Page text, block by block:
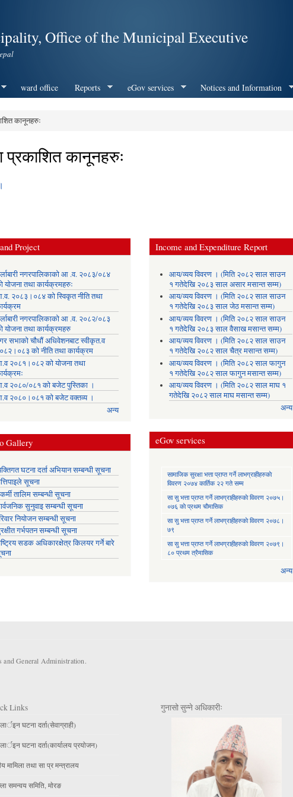
content
Office of the Municipal Executive
ward office Reports eGov services Notices and Information
कानूनहरुः
प्रकाशित कानूनहरुः
Project
नगरपालिकाको आ .व. २०८३/०८४
योजना तथा कार्यक्रमहरुः
२०८३।०८४ को स्विकृत नीति तथा
नगरपालिकाको आ .व. २०८२/०८३
योजना तथा कार्यक्रमहरु
सभाको चौधौं अधिवेशनबाट स्वीकृत.व
को नीति तथा कार्यक्रम
२०८१।०८२ को योजना तथा
२०८०/०८१ को बजेट पुस्तिका ।
२०८०।०८१ को बजेट वक्तव्य ।
अन्य
Gallery
घटना दर्ता अभियान सम्बन्धी सूचना
सूचना
तालिम सम्बन्धी सूचना
सुनुवाइ सम्बन्धी सूचना
नियोजन सम्बन्धी सूचना
गर्भपतन सम्बन्धी सूचना
सडक अधिकारक्षेत्र किलयर गर्ने बारे
Income and Expenditure Report
आय/व्यय विवरण । (मिति २०८२ साल साउन
१ गतेदेखि २०८३ साल असार मसान्त सम्म)
आय/व्यय विवरण । (मिति २०८२ साल साउन
१ गतेदेखि २०८३ साल जेठ मसान्त सम्म)
आय/व्यय विवरण । (मिति २०८२ साल साउन
१ गतेदेखि २०८३ साल वैसाख मसान्त सम्म)
आय/व्यय विवरण । (मिति २०८२ साल साउन
१ गतेदेखि २०८२ साल चैत्र मसान्त सम्म)
आय/व्यय विवरण । (मिति २०८२ साल फागुन
१ गतेदेखि २०८२ साल फागुन मसान्त सम्म)
आय/व्यय विवरण । (मिति २०८२ साल माघ १
गतेदेखि २०८२ साल माघ मसान्त सम्म)
अन्य
eGov services
सामाजिक सुरक्षा भत्ता प्राप्त गर्ने लाभग्राहीहरुकाे
विवरण २०७४ कार्तिक २२ गते सम्म
सा‍ सु भत्ता प्राप्त गर्ने लाभग्राहीहरुकाे विवरण २०७५।
०७६ काे प्रथम चाैमासिक
सा‍ सु भत्ता प्राप्त गर्ने लाभग्राहीहरुकाे विवरण २०७८।
७९
सा‍ सु भत्ता प्राप्त गर्ने लाभग्राहीहरुकाे विवरण २०७९।
८० प्रथम त्रैमासिक
अन्य
General Administration.
Links
घटना दर्ता(सेवाग्राही)
घटना दर्ता(कार्यालय प्रयाेजन)
मामिला तथा सा प्र मन्त्रालय
समन्वय समिति, माेरङ
गुनासो सुन्ने अधिकारीः